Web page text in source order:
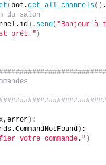
( bot.get_all_channels()
du salon
) . send ( "Bonjour à
prêt." )
) :
) :
votre commande." )